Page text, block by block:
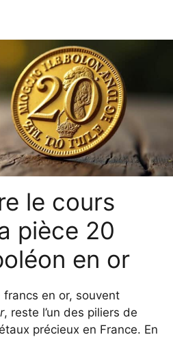
le cours
pièce 20
en or
en or, souvent
, reste l’un des piliers de
précieux en France. En